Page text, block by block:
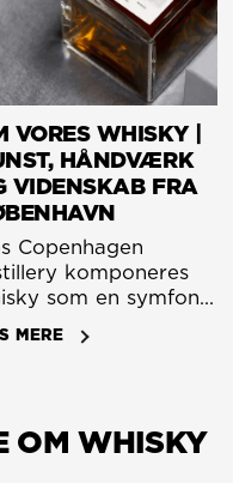
VORES WHISKY |
HÅNDVÆRK
VIDENSKAB FRA
Copenhagen
komponeres
som en symfoni,
kunstens kreative
harmoniseres
stringens.
MERE
OM WHISKY